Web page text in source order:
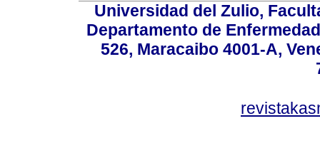
Universidad del Zulio,
Departamento de
526, Maracaibo 4001-A,